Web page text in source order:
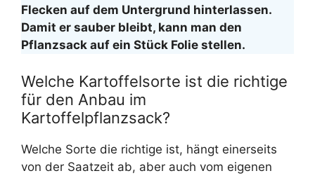
Flecken auf dem Untergrund hinterlassen.
Damit er sauber bleibt, kann man den
Pflanzsack auf ein Stück Folie stellen.
Welche Kartoffelsorte ist die richtige
für den Anbau im
Kartoffelpflanzsack?
Welche Sorte die richtige ist, hängt einerseits
von der Saatzeit ab, aber auch vom eigenen